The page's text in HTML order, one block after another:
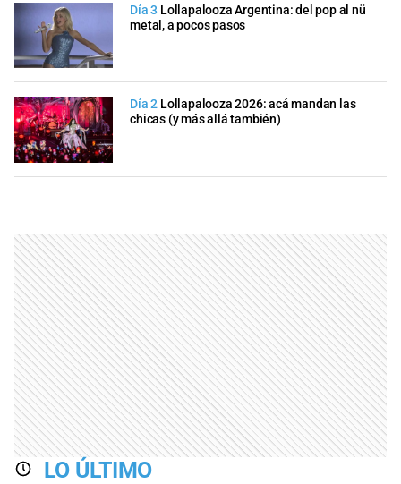
Día 3 Lollapalooza Argentina: del pop al nü
metal, a pocos pasos
Día 2 Lollapalooza 2026: acá mandan las
chicas (y más allá también)
LO ÚLTIMO